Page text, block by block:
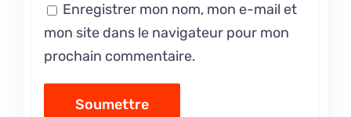
Enregistrer mon nom, mon e-mail et
mon site dans le navigateur pour mon
prochain commentaire.